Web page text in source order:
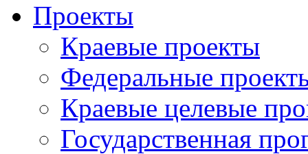
Проекты
Краевые проекты
Федеральные
Краевые целевые
Государственная